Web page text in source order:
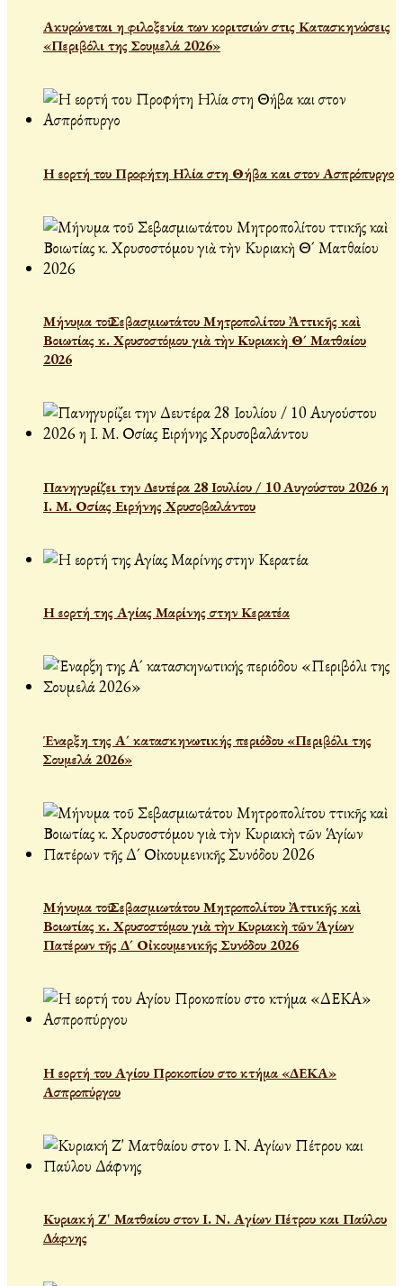
Ακυρώνεται η φιλοξενία των κοριτσιών στις Κατασκηνώσεις
«Περιβόλι της Σουμελά 2026»
Η εορτή του Προφήτη Ηλία στη Θήβα και στον Ασπρόπυργο
Μήνυμα τοῦ Σεβασμιωτάτου Μητροπολίτου Ἀττικῆς καὶ
Βοιωτίας κ. Χρυσοστόμου γιὰ τὴν Κυριακὴ Θ´ Ματθαίου
2026
Πανηγυρίζει την Δευτέρα 28 Ιουλίου / 10 Αυγούστου 2026 η
Ι. Μ. Οσίας Ειρήνης Χρυσοβαλάντου
Η εορτή της Αγίας Μαρίνης στην Κερατέα
Έναρξη της Α´ κατασκηνωτικής περιόδου «Περιβόλι της
Σουμελά 2026»
Μήνυμα τοῦ Σεβασμιωτάτου Μητροπολίτου Ἀττικῆς καὶ
Βοιωτίας κ. Χρυσοστόμου γιὰ τὴν Κυριακὴ τῶν Ἁγίων
Πατέρων τῆς Δ´ Οἰκουμενικῆς Συνόδου 2026
Η εορτή του Αγίου Προκοπίου στο κτήμα «ΔΕΚΑ»
Ασπροπύργου
Κυριακή Ζ' Ματθαίου στον Ι. Ν. Αγίων Πέτρου και Παύλου
Δάφνης